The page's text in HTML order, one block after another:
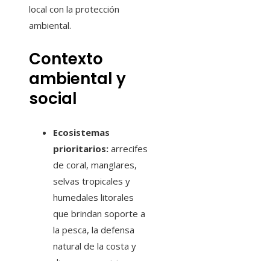
local con la protección
ambiental.
Contexto
ambiental y
social
Ecosistemas
prioritarios: arrecifes
de coral, manglares,
selvas tropicales y
humedales litorales
que brindan soporte a
la pesca, la defensa
natural de la costa y